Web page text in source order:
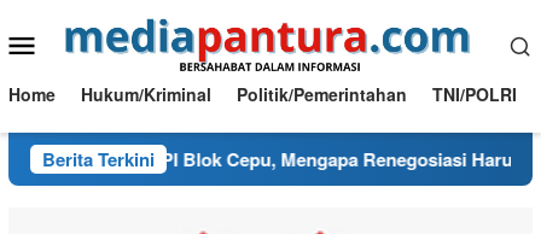
ke
Menu
Mobile
Home Hukum/Kriminal Politik/Pemerintahan TNI/POLRI
Berita Terkini
Kusut PI Blok Cepu, Mengapa Renegosiasi Harus